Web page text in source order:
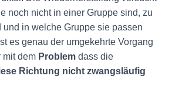
noch nicht in einer Gruppe sind, zu
und in welche Gruppe sie passen
es genau der umgekehrte Vorgang
mit dem Problem dass die
Richtung nicht zwangsläufig